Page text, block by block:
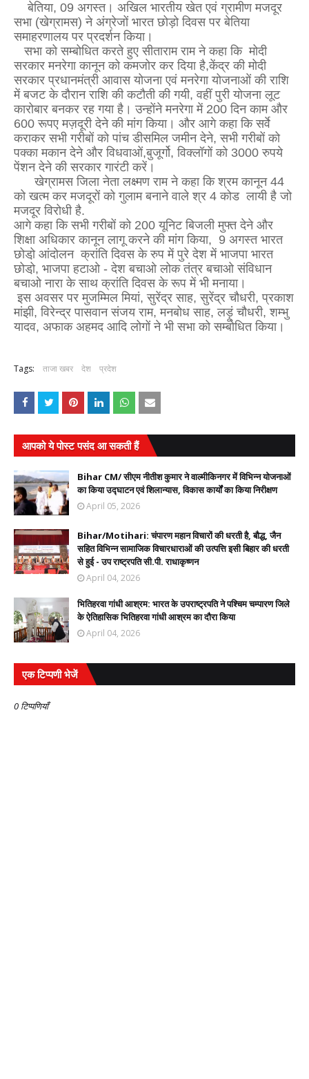
बेतिया, 09 अगस्त। अखिल भारतीय खेत एवं ग्रामीण मजदूर
सभा (खेग्रामस) ने अंग्रेजों भारत छोड़ो दिवस पर बेतिया
समाहरणालय पर प्रदर्शन किया।
सभा को सम्बोधित करते हुए सीताराम राम ने कहा कि मोदी
सरकार मनरेगा कानून को कमजोर कर दिया है,केंद्र की मोदी
सरकार प्रधानमंत्री आवास योजना एवं मनरेगा योजनाओं की राशि
में बजट के दौरान राशि की कटौती की गयी, वहीं पुरी योजना लूट
कारोबार बनकर रह गया है। उन्होंने मनरेगा में 200 दिन काम और
600 रूपए मज़दूरी देने की मांग किया। और आगे कहा कि सर्वे
कराकर सभी गरीबों को पांच डीसमिल जमीन देने, सभी गरीबों को
पक्का मकान देने और विधवाओं,बुजूर्गो, विक्लॉगों को 3000 रुपये
पेंशन देने की सरकार गारंटी करें।
खेग्रामस जिला नेता लक्ष्मण राम ने कहा कि श्रम कानून 44
को खत्म कर मजदूरों को गुलाम बनाने वाले श्र 4 कोड लायी है जो
मजदूर विरोधी है.
आगे कहा कि सभी गरीबों को 200 यूनिट बिजली मुफ्त देने और
शिक्षा अधिकार कानून लागू करने की मांग किया, 9 अगस्त भारत
छोडो़ आंदोलन क्रांति दिवस के रुप में पुरे देश में भाजपा भारत
छोडो़, भाजपा हटाओ - देश बचाओ लोक तंत्र बचाओ संविधान
बचाओ नारा के साथ क्रांति दिवस के रूप में भी मनाया।
इस अवसर पर मुजम्मिल मियां, सुरेंद्र साह, सुरेंद्र चौधरी, प्रकाश
मांझी, विरेन्द्र पासवान संजय राम, मनबोध साह, लड़ूं चौधरी, शम्भु
यादव, अफाक अहमद आदि लोगों ने भी सभा को सम्बोधित किया।
Tags: ताजा खबर देश प्रदेश
आपको ये पोस्ट पसंद आ सकती हैं
Bihar CM/ सीएम नीतीश कुमार ने वाल्मीकिनगर में विभिन्न योजनाओं
का किया उद्घाटन एवं शिलान्यास, विकास कार्यों का किया निरीक्षण
April 05, 2026
Bihar/Motihari: चंपारण महान विचारों की धरती है, बौद्ध, जैन
सहित विभिन्न सामाजिक विचारधाराओं की उत्पत्ति इसी बिहार की धरती
से हुई - उप राष्ट्रपति सी.पी. राधाकृष्णन
April 04, 2026
भितिहरवा गांधी आश्रम: भारत के उपराष्ट्रपति ने पश्चिम चम्पारण जिले
के ऐतिहासिक भितिहरवा गांधी आश्रम का दौरा किया
April 04, 2026
एक टिप्पणी भेजें
0 टिप्पणियाँ